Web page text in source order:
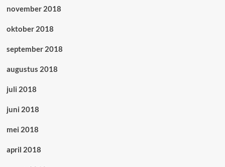
november 2018
oktober 2018
september 2018
augustus 2018
juli 2018
juni 2018
mei 2018
april 2018